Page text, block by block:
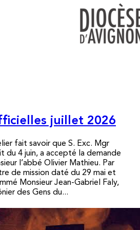
juillet 2026
fait savoir que S. Exc. Mgr
du 4 juin, a accepté la demande
l’abbé Olivier Mathieu. Par
de mission daté du 29 mai et
Monsieur Jean-Gabriel Faly,
des Gens du...